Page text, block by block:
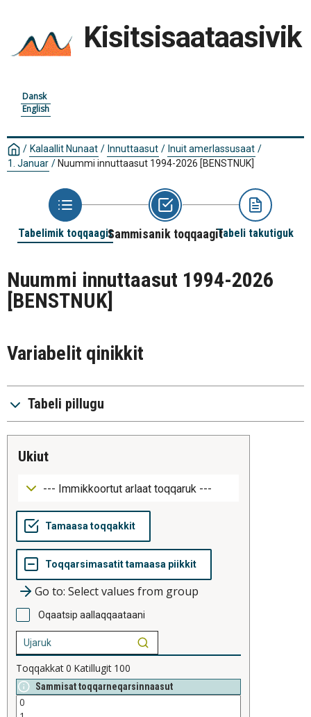
Kisitsisaataasivik
Dansk
English
/ Kalaallit Nunaat / Innuttaasut / Inuit amerlassusaat /
1. Januar / Nuummi innuttaasut 1994-2026 [BENSTNUK]
Tabelimik toqqaagitSammisanik toqqaagitTabeli takutiguk
Nuummi innuttaasut 1994-2026
[BENSTNUK]
Variabelit qinikkit
Tabeli pillugu
ukiut
Go to: Select values from group
Oqaatsip aallaqqaataani
Toqqakkat0 Katillugit 100
Sammisat toqqarneqarsinnaasut